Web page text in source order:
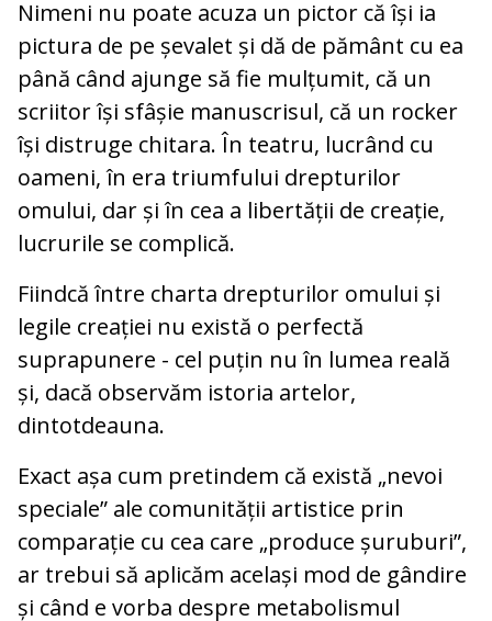
Nimeni nu poate acuza un pictor că își ia
pictura de pe șevalet și dă de pământ cu ea
până când ajunge să fie mulțumit, că un
scriitor își sfâșie manuscrisul, că un rocker
își distruge chitara. În teatru, lucrând cu
oameni, în era triumfului drepturilor
omului, dar și în cea a libertății de creație,
lucrurile se complică.
Fiindcă între charta drepturilor omului și
legile creației nu există o perfectă
suprapunere - cel puțin nu în lumea reală
și, dacă observăm istoria artelor,
dintotdeauna.
Exact așa cum pretindem că există „nevoi
speciale” ale comunității artistice prin
comparație cu cea care „produce șuruburi”,
ar trebui să aplicăm același mod de gândire
și când e vorba despre metabolismul